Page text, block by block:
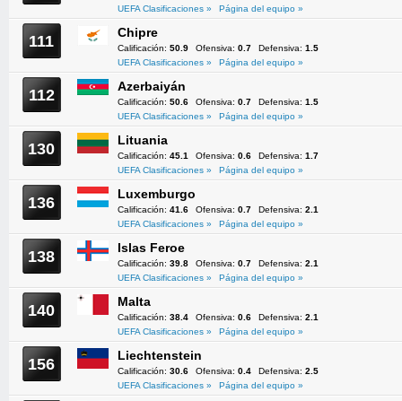
UEFA Clasificaciones »
Página del equipo »
111 Chipre
Calificación: 50.9 Ofensiva: 0.7 Defensiva: 1.5
UEFA Clasificaciones »
Página del equipo »
112 Azerbaiyán
Calificación: 50.6 Ofensiva: 0.7 Defensiva: 1.5
UEFA Clasificaciones »
Página del equipo »
130 Lituania
Calificación: 45.1 Ofensiva: 0.6 Defensiva: 1.7
UEFA Clasificaciones »
Página del equipo »
136 Luxemburgo
Calificación: 41.6 Ofensiva: 0.7 Defensiva: 2.1
UEFA Clasificaciones »
Página del equipo »
138 Islas Feroe
Calificación: 39.8 Ofensiva: 0.7 Defensiva: 2.1
UEFA Clasificaciones »
Página del equipo »
140 Malta
Calificación: 38.4 Ofensiva: 0.6 Defensiva: 2.1
UEFA Clasificaciones »
Página del equipo »
156 Liechtenstein
Calificación: 30.6 Ofensiva: 0.4 Defensiva: 2.5
UEFA Clasificaciones »
Página del equipo »